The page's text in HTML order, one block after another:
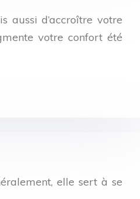
aussi d’accroître votre
votre confort été
elle sert à se